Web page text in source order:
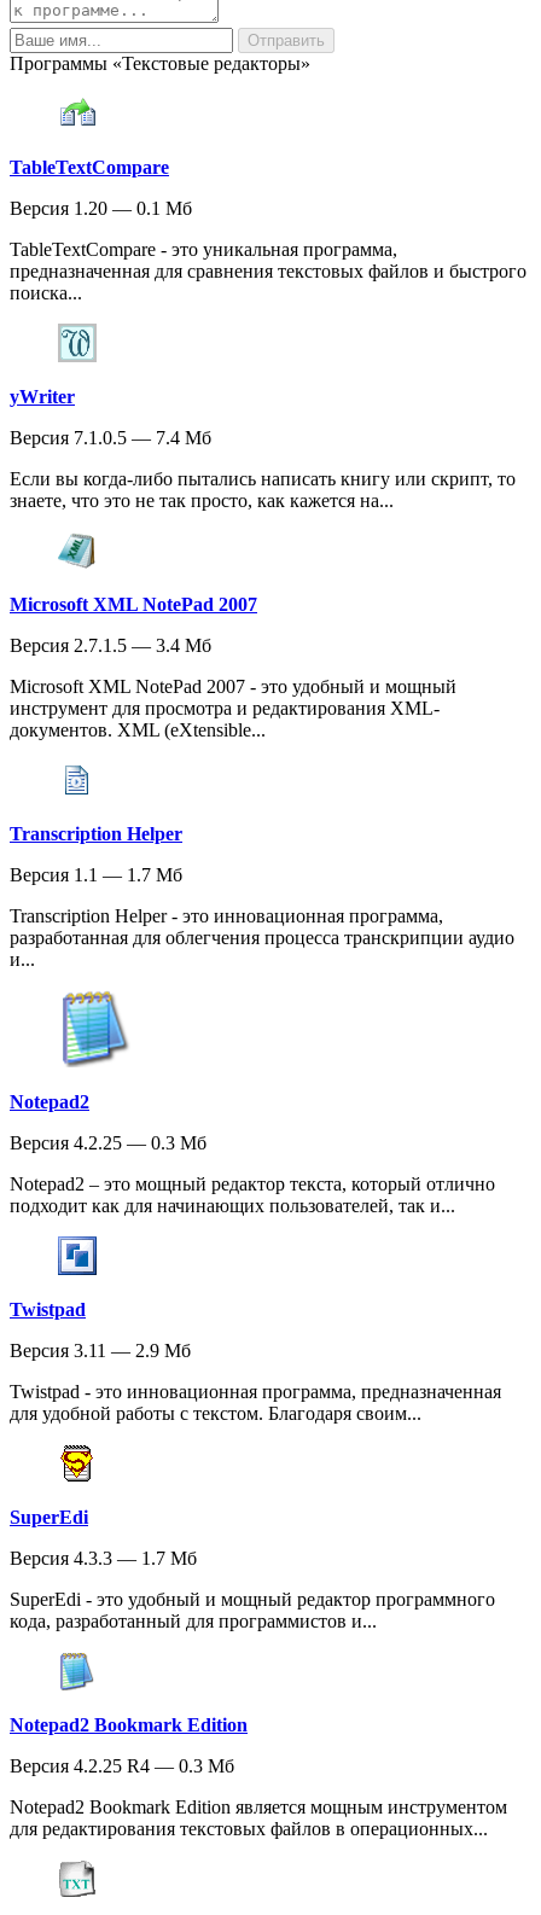
Программы «Текстовые редакторы»
TableTextCompare
Версия 1.20 — 0.1 Мб
TableTextCompare - это уникальная программа,
предназначенная для сравнения текстовых файлов и быстрого
поиска...
yWriter
Версия 7.1.0.5 — 7.4 Мб
Если вы когда-либо пытались написать книгу или скрипт, то
знаете, что это не так просто, как кажется на...
Microsoft XML NotePad 2007
Версия 2.7.1.5 — 3.4 Мб
Microsoft XML NotePad 2007 - это удобный и мощный
инструмент для просмотра и редактирования XML-
документов. XML (eXtensible...
Transcription Helper
Версия 1.1 — 1.7 Мб
Transcription Helper - это инновационная программа,
разработанная для облегчения процесса транскрипции аудио
и...
Notepad2
Версия 4.2.25 — 0.3 Мб
Notepad2 – это мощный редактор текста, который отлично
подходит как для начинающих пользователей, так и...
Twistpad
Версия 3.11 — 2.9 Мб
Twistpad - это инновационная программа, предназначенная
для удобной работы с текстом. Благодаря своим...
SuperEdi
Версия 4.3.3 — 1.7 Мб
SuperEdi - это удобный и мощный редактор программного
кода, разработанный для программистов и...
Notepad2 Bookmark Edition
Версия 4.2.25 R4 — 0.3 Мб
Notepad2 Bookmark Edition является мощным инструментом
для редактирования текстовых файлов в операционных...